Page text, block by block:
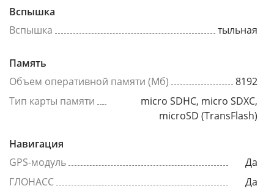
Вспышка
Вспышка
тыльная
Память
Объем оперативной памяти (Мб)
8192
Тип карты памяти
micro SDHC, micro SDXC,
microSD (TransFlash)
Навигация
GPS-модуль
Да
ГЛОНАСС
Да